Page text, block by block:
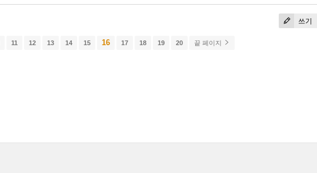
쓰기
11 12 13 14 15 16 17 18 19 20 끝 페이지